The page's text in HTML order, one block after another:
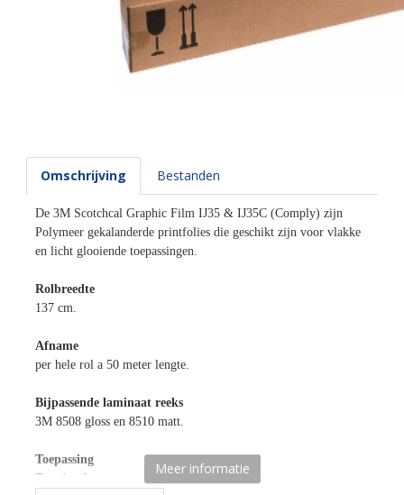
Omschrijving Bestanden
De 3M Scotchcal Graphic Film IJ35 & IJ35C (Comply) zijn
Polymeer gekalanderde printfolies die geschikt zijn voor vlakke
en licht glooiende toepassingen.
Rolbreedte
137 cm.
Afname
per hele rol a 50 meter lengte.
Bijpassende laminaat reeks
3M 8508 gloss en 8510 matt.
Toepassing
Te gebruiken voor nagenoeg alle denkbare binnen- en
Meer informatie